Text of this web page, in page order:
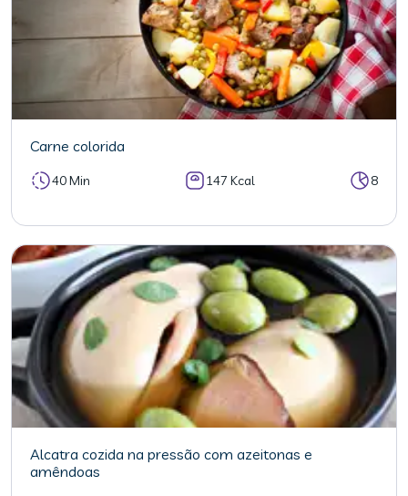
Carne colorida
40 Min 147 Kcal 8
Alcatra cozida na pressão com azeitonas e
amêndoas